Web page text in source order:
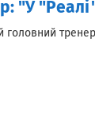
"У
головний